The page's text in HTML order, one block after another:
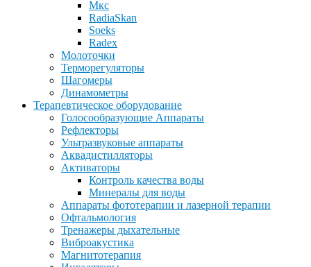
Мкс
RadiaSkan
Soeks
Radex
Молоточки
Терморегуляторы
Шагомеры
Динамометры
Терапевтическое оборудование
Голосообразующие Аппараты
Рефлекторы
Ультразвуковые аппараты
Аквадистилляторы
Активаторы
Контроль качества воды
Минералы для воды
Аппараты фототерапии и лазерной терапии
Офтальмология
Тренажеры дыхательные
Виброакустика
Магнитотерапия